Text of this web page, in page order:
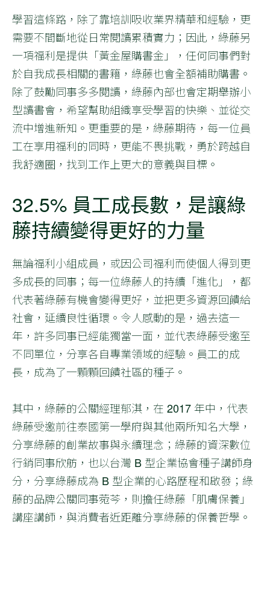
學習這條路，除了靠培訓吸收業界精華和經驗，更
需要不間斷地從日常閱讀累積實力；因此，綠藤另
一項福利是提供「黃金屋購書金」，任何同事們對
於自我成長相關的書籍，綠藤也會全額補助購書。
除了鼓勵同事多多閱讀，綠藤內部也會定期舉辦小
型讀書會，希望幫助組織享受學習的快樂、並從交
流中增進新知。更重要的是，綠藤期待，每一位員
工在享用福利的同時，更能不畏挑戰，勇於跨越自
我舒適圈，找到工作上更大的意義與目標。
32.5% 員工成長數，是讓綠
藤持續變得更好的力量
無論福利小組成員，或因公司福利而使個人得到更
多成長的同事；每一位綠藤人的持續「進化」，都
代表著綠藤有機會變得更好，並把更多資源回饋給
社會，延續良性循環。令人感動的是，過去這一
年，許多同事已經能獨當一面，並代表綠藤受邀至
不同單位，分享各自專業領域的經驗。員工的成
長，成為了一顆顆回饋社區的種子。
其中，綠藤的公關經理郁淇，在 2017 年中，代表
綠藤受邀前往泰國第一學府與其他兩所知名大學，
分享綠藤的創業故事與永續理念；綠藤的資深數位
行銷同事欣舫，也以台灣 B 型企業協會種子講師身
分，分享綠藤成為 B 型企業的心路歷程和啟發；綠
藤的品牌公關同事菀芩，則擔任綠藤「肌膚保養」
講座講師，與消費者近距離分享綠藤的保養哲學。